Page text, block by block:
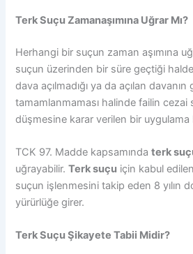
Terk Suçu Zamanaşımına Uğrar Mı?
Herhangi bir suçun zaman aşımına
suçun üzerinden bir süre geçtiği
dava açılmadığı ya da açılan
tamamlanmaması halinde failin cezai
düşmesine karar verilen bir
TCK 97. Madde kapsamındaterk
uğrayabilir.Terk suçu için kabul
suçun işlenmesini takip eden 8 yılın
yürürlüğe girer.
Terk Suçu Şikayete Tabii Midir?